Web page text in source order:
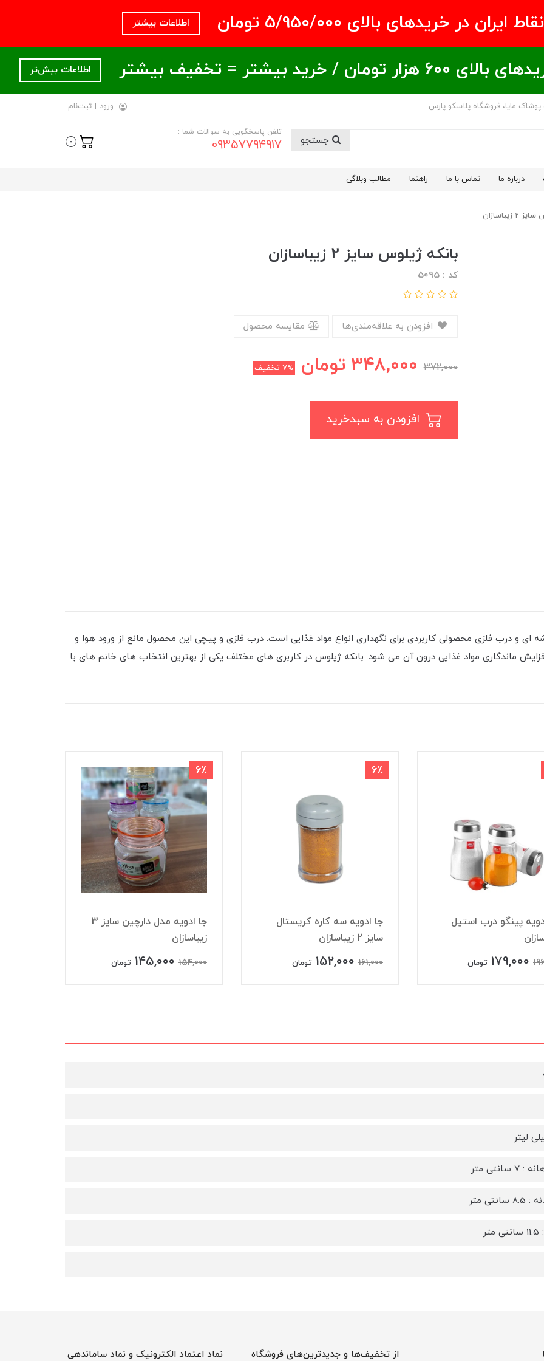
در خریدهای بالای ۵/950/000 تومان اطلاعات بیشتر
بیشتر = تخفیف بیشتر اطلاعات بیش‌تر
پوشاک مایا، فروشگاه پلاسکو پارس ورود | ثبت‌نام
تلفن پاسخگویی به سوالات شما :
09357794917
0
درباره ما تماس با ما راهنما مطالب وبلاگی
بانکه ژیلوس سایز 2 زیباسازان
کد : 5095
مقایسه محصول
372,000
348,000 تومان 7% تخفیف
ای و درب فلزی محصولی کاربردی برای نگهداری انواع مواد غذایی است. درب فلزی و پیچی این محصول مانع از ورود هوا و
ماندگاری مواد غذایی درون آن می شود. بانکه ژیلوس در کاربری های مختلف یکی از بهترین انتخاب های خانم های با
پینگو درب استيل
179,000 تومان
6٪
جا ادویه سه کاره کریستال
سایز 2 زیباسازان
161,000
152,000 تومان
6٪
جا ادویه مدل دارچین سایز 3
زیباسازان
154,000
145,000 تومان
سانتی متر
متر
از تخفیف‌ها و جدیدترین‌های فروشگاه نماد اعتماد الکترونیک و نماد ساماندهی